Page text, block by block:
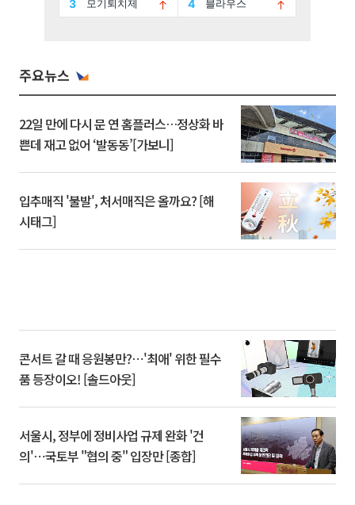
주요뉴스
22일 만에 다시 문 연 홈플러스…정상화 바
쁜데 재고 없어 ‘발동동’[가보니]
입추매직 '불발', 처서매직은 올까요? [해
시태그]
콘서트 갈 때 응원봉만?⋯'최애' 위한 필수
품 등장이오! [솔드아웃]
서울시, 정부에 정비사업 규제 완화 '건
의'⋯국토부 "협의 중" 입장만 [종합]